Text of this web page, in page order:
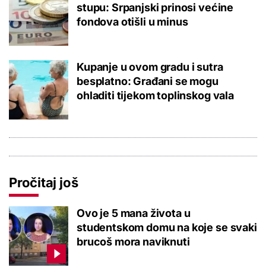
stupu: Srpanjski prinosi većine
fondova otišli u minus
Kupanje u ovom gradu i sutra
besplatno: Građani se mogu
ohladiti tijekom toplinskog vala
Pročitaj još
Ovo je 5 mana života u
studentskom domu na koje se svaki
brucoš mora naviknuti